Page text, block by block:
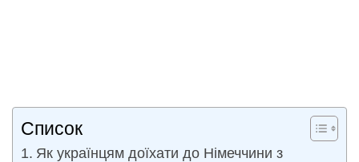
Список
Як українцям доїхати до Німеччини з